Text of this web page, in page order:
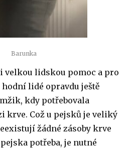
Barunka
velkou lidskou pomoc a pro
lidé opravdu ještě
kdy potřebovala
krve. Což u pejsků je veliký
žádné zásoby krve
potřeba, je nutné